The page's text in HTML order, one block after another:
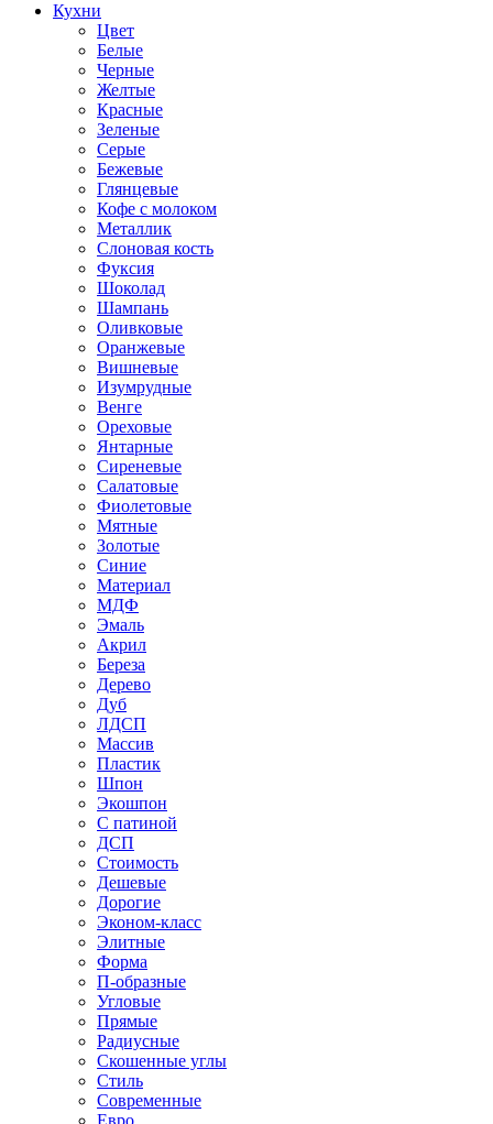
Кухни
Цвет
Белые
Черные
Желтые
Красные
Зеленые
Серые
Бежевые
Глянцевые
Кофе с молоком
Металлик
Слоновая кость
Фуксия
Шоколад
Шампань
Оливковые
Оранжевые
Вишневые
Изумрудные
Венге
Ореховые
Янтарные
Сиреневые
Салатовые
Фиолетовые
Мятные
Золотые
Синие
Материал
МДФ
Эмаль
Акрил
Береза
Дерево
Дуб
ЛДСП
Массив
Пластик
Шпон
Экошпон
С патиной
ДСП
Стоимость
Дешевые
Дорогие
Эконом-класс
Элитные
Форма
П-образные
Угловые
Прямые
Радиусные
Скошенные углы
Стиль
Современные
Евро